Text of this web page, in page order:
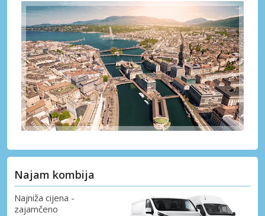
Najam kombija
Najniža cijena -
zajamčeno